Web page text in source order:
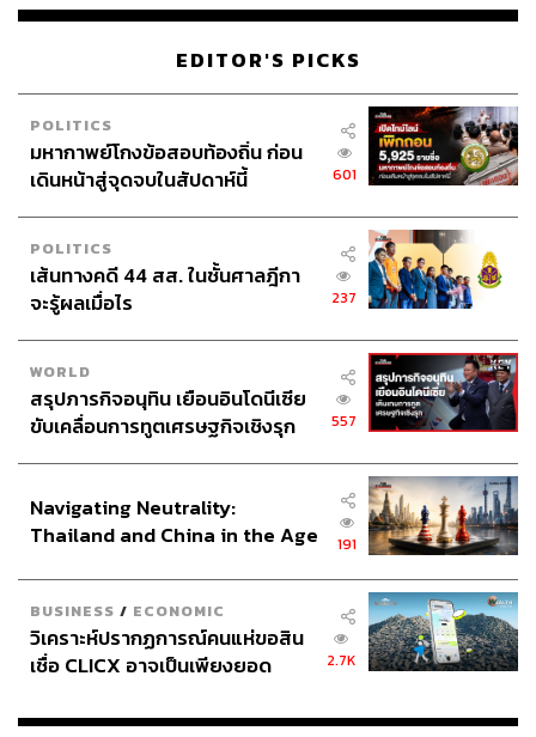
EDITOR'S PICKS
POLITICS
มหากาพย์โกงข้อสอบท้องถิ่น ก่อน
เดินหน้าสู่จุดจบในสัปดาห์นี้
601
POLITICS
เส้นทางคดี 44 สส. ในชั้นศาลฎีกา
จะรู้ผลเมื่อไร
237
WORLD
สรุปภารกิจอนุทิน เยือนอินโดนีเซีย
ขับเคลื่อนการทูตเศรษฐกิจเชิงรุก
557
Navigating Neutrality:
Thailand and China in the Age
191
BUSINESS / ECONOMIC
วิเคราะห์ปรากฏการณ์คนแห่ขอสิน
เชื่อ CLICX อาจเป็นเพียงยอด
เรือนไทยที่ถูกซุกไว้
2.7K